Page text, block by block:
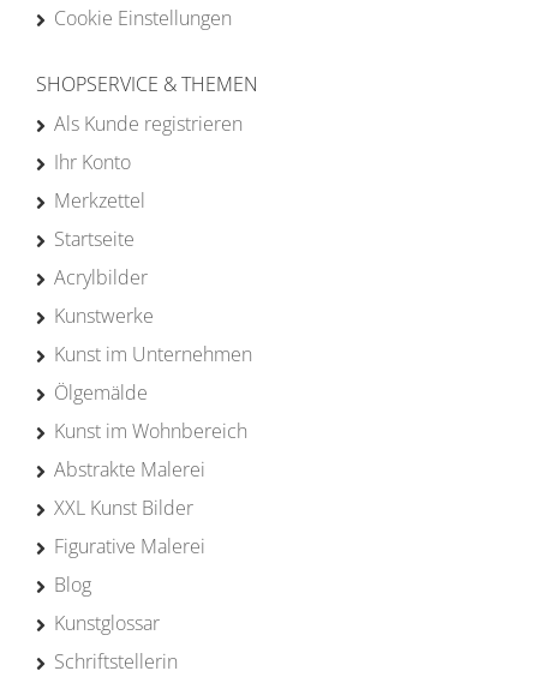
Cookie Einstellungen
SHOPSERVICE & THEMEN
Als Kunde registrieren
Ihr Konto
Merkzettel
Startseite
Acrylbilder
Kunstwerke
Kunst im Unternehmen
Ölgemälde
Kunst im Wohnbereich
Abstrakte Malerei
XXL Kunst Bilder
Figurative Malerei
Blog
Kunstglossar
Schriftstellerin